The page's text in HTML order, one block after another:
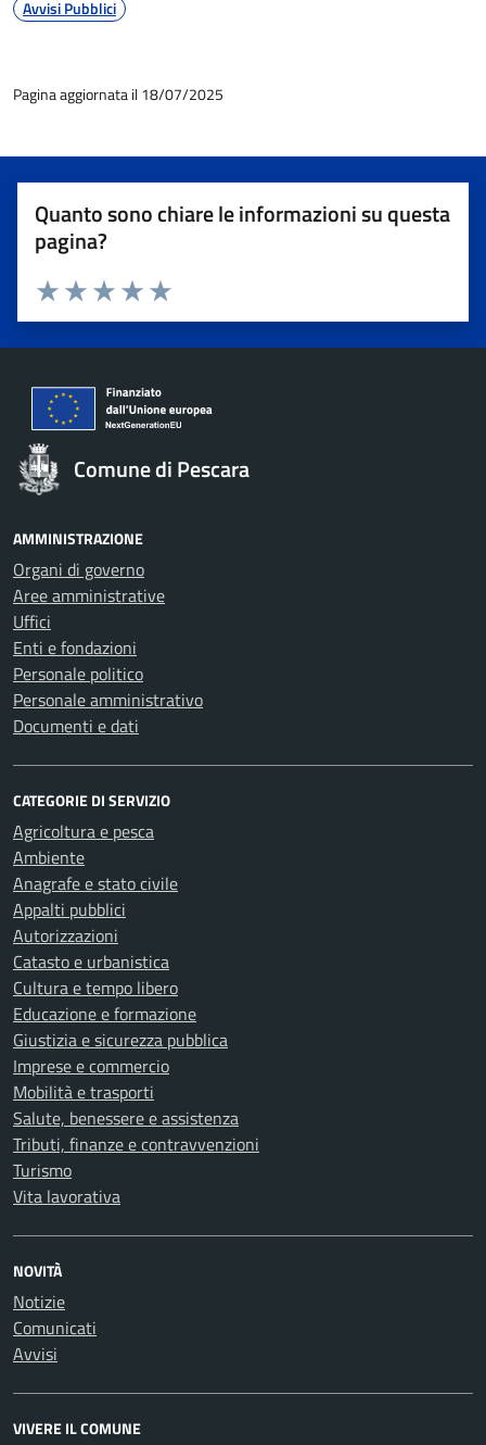
Avvisi Pubblici
Pagina aggiornata il 18/07/2025
Quanto sono chiare le informazioni su questa
pagina?
Valuta 5 stelle su 5
Valuta 4 stelle su 5
Valuta 3 stelle su 5
Valuta 2 stelle su 5
Valuta 1 stelle su 5
Comune di Pescara
AMMINISTRAZIONE
Organi di governo
Aree amministrative
Uffici
Enti e fondazioni
Personale politico
Personale amministrativo
Documenti e dati
CATEGORIE DI SERVIZIO
Agricoltura e pesca
Ambiente
Anagrafe e stato civile
Appalti pubblici
Autorizzazioni
Catasto e urbanistica
Cultura e tempo libero
Educazione e formazione
Giustizia e sicurezza pubblica
Imprese e commercio
Mobilità e trasporti
Salute, benessere e assistenza
Tributi, finanze e contravvenzioni
Turismo
Vita lavorativa
NOVITÀ
Notizie
Comunicati
Avvisi
VIVERE IL COMUNE